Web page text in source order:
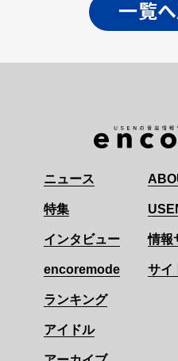
一覧
ニュース
特集
インタビュー
encoremode
ランキング
アイドル
情報
サイ